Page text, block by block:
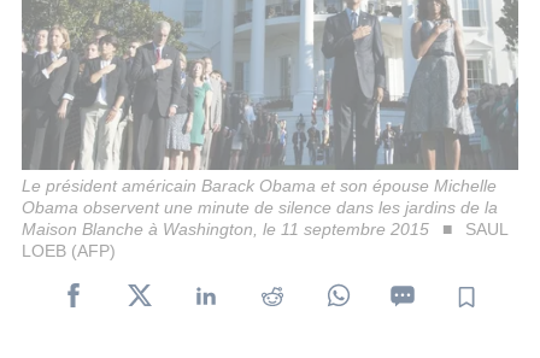
Le président américain Barack Obama et son épouse Michelle
Obama observent une minute de silence dans les jardins de la
Maison Blanche à Washington, le 11 septembre 2015
SAUL
LOEB (AFP)